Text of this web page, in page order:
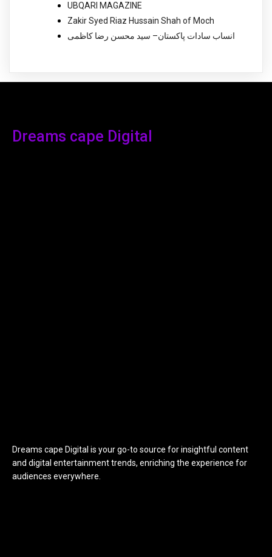
UBQARI MAGAZINE
Zakir Syed Riaz Hussain Shah of Moch
انساب سادات پاکستان– سید محسن رضا کاظمی
Dreams cape Digital
Dreams cape Digital is your go-to source for insightful content
and digital entertainment trends, enriching the experience for
audiences everywhere.